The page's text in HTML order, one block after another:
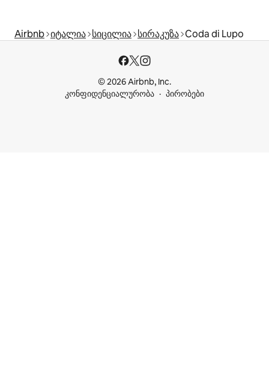
Airbnb იტალია სიცილია სირაკუზა Coda di Lupo
© 2026 Airbnb, Inc.
კონფიდენციალურობა
პირობები